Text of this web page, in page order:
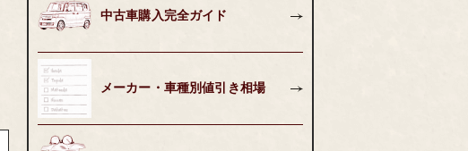
中古車購入完全ガイド
メーカー・車種別値引き相場